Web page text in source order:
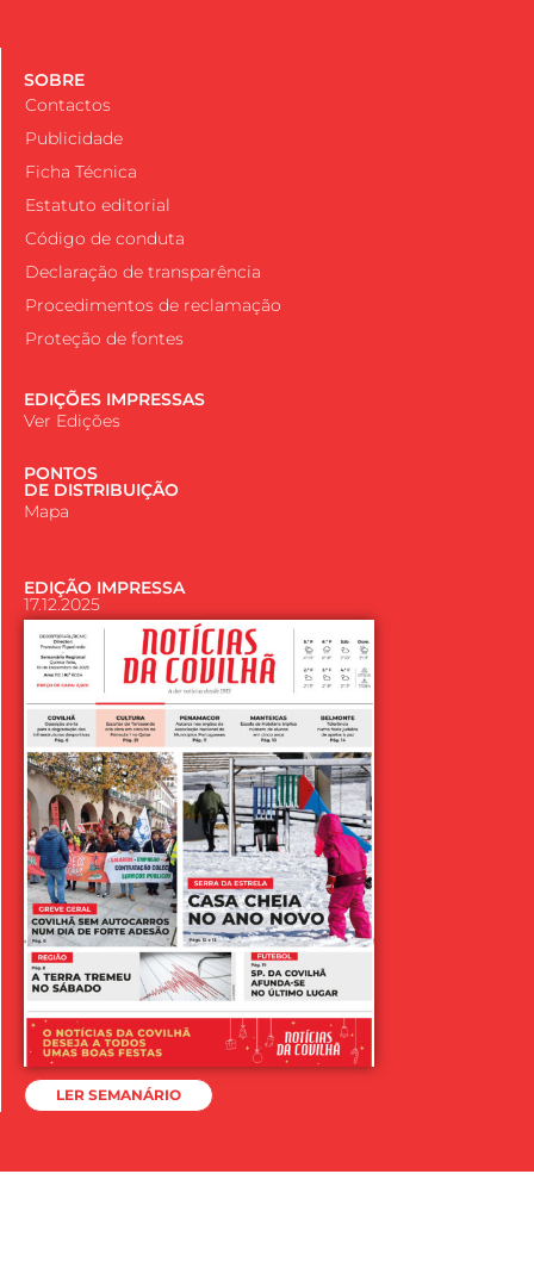
SOBRE
Contactos
Publicidade
Ficha Técnica
Estatuto editorial
Código de conduta
Declaração de transparência
Procedimentos de reclamação
Proteção de fontes
EDIÇÕES IMPRESSAS
Ver Edições
PONTOS
DE DISTRIBUIÇÃO
Mapa
EDIÇÃO IMPRESSA
17.12.2025
LER SEMANÁRIO